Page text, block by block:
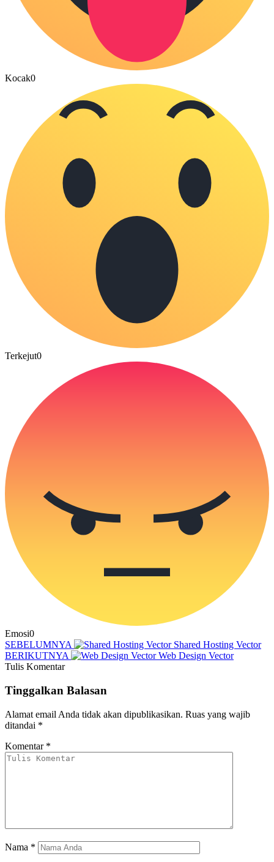
Kocak0
Terkejut0
Emosi0
SEBELUMNYA
Shared Hosting Vector
BERIKUTNYA
Web Design Vector
Tulis Komentar
Tinggalkan Balasan
Alamat email Anda tidak akan dipublikasikan. Ruas yang wajib
ditandai *
Komentar *
Nama *